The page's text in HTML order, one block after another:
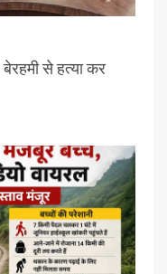
से हत्या कर